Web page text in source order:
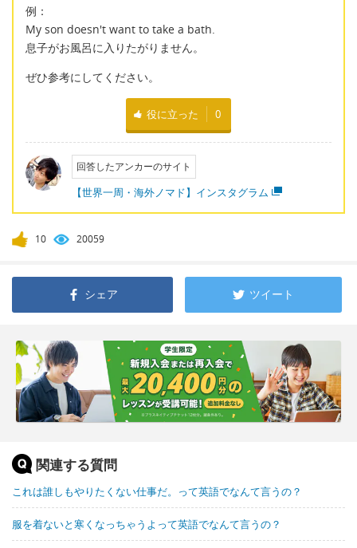
例：
My son doesn't want to take a bath.
息子がお風呂に入りたがりません。
ぜひ参考にしてください。
役に立った 0
回答したアンカーのサイト
【世界一周・海外ノマド】インスタグラム
10 20059
シェア ツイート
関連する質問
これは誰しもやりたくない仕事だ。って英語でなんて言うの？
服を着ないと寒くなっちゃうよって英語でなんて言うの？